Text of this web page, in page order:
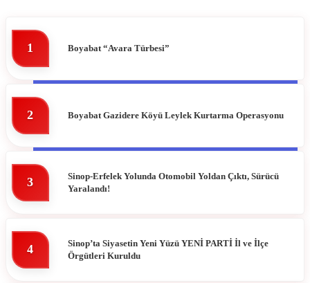
SERVISLER
1 Boyabat “Avara Türbesi”
2 Boyabat Gazidere Köyü Leylek Kurtarma Operasyonu
3
Sinop-Erfelek Yolunda Otomobil Yoldan Çıktı, Sürücü
Yaralandı!
4
Sinop’ta Siyasetin Yeni Yüzü YENİ PARTİ İl ve İlçe
Örgütleri Kuruldu